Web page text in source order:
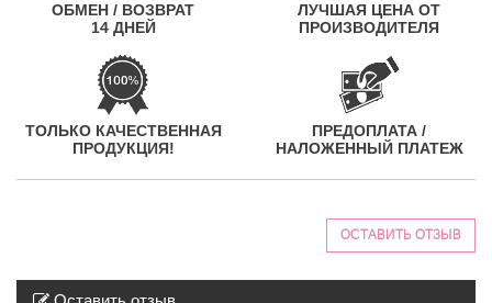
ОБМЕН / ВОЗВРАТ
14 ДНЕЙ
ЛУЧШАЯ ЦЕНА ОТ
ПРОИЗВОДИТЕЛЯ
ТОЛЬКО КАЧЕСТВЕННАЯ
ПРОДУКЦИЯ!
ПРЕДОПЛАТА /
НАЛОЖЕННЫЙ ПЛАТЕЖ
ОСТАВИТЬ ОТЗЫВ